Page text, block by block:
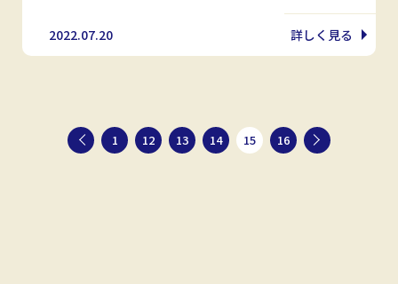
2022.07.20 詳しく見る
1 12 13 14 15 16